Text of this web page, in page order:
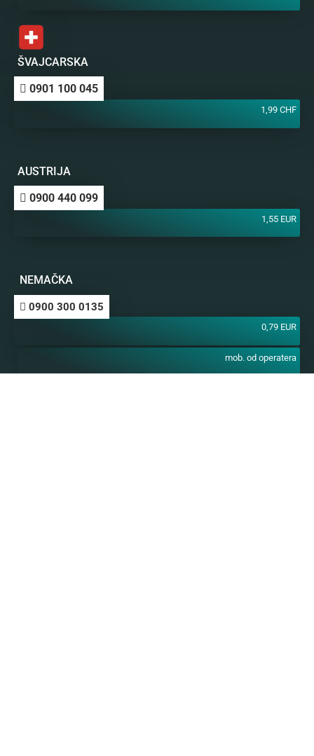
ŠVAJCARSKA
0901 100 045
1,99 CHF
AUSTRIJA
0900 440 099
1,55 EUR
NEMAČKA
0900 300 0135
0,79 EUR
mob. od operatera